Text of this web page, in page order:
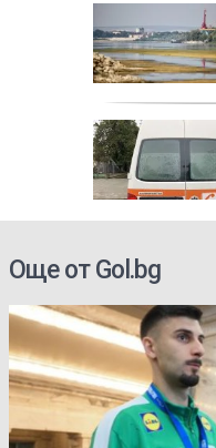
Още от Gol.bg